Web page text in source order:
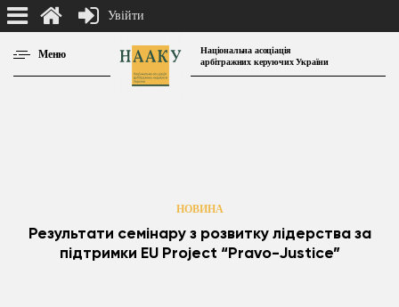
Меню
Національна асоціація
арбітражних керуючих України
НОВИНА
Результати семінару з розвитку лідерства за
підтримки EU Project “Pravo-Justice”
Увійти